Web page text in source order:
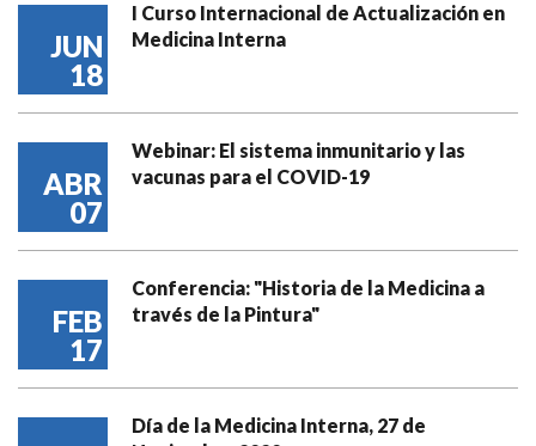
JUN
18
I Curso Internacional de Actualización en
Medicina Interna
ABR
07
Webinar: El sistema inmunitario y las
vacunas para el COVID-19
FEB
17
Conferencia: "Historia de la Medicina a
través de la Pintura"
Día de la Medicina Interna, 27 de